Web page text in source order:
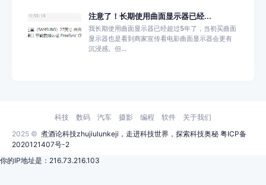
注意了！长期使用曲面显示器已经...
我长期使用曲面显示器已经超过5年了，当初买曲面
显示器也是看到商家宣传看电影曲面显示器会更有
沉浸感。但...
2025 © 煮酒论科技zhujiulunkeji，走进科技世界，探索科技奥秘 粤ICP备
2020121407号-2
科技 数码 汽车 摄影 编程 软件 关于我们
你的IP地址是：216.73.216.103